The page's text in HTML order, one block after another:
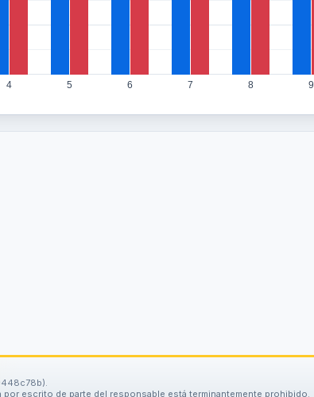
4 5 6 7 8 9
escrito de parte del responsable está terminantemente prohibido.